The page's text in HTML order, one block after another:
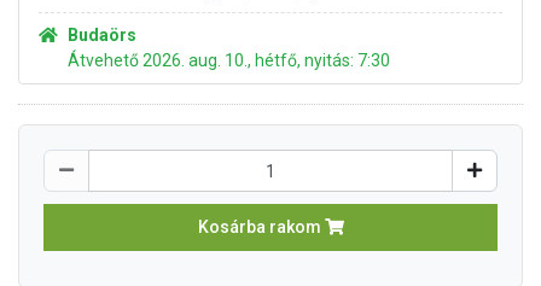
Budaörs
Átvehető 2026. aug. 10., hétfő, nyitás: 7:30
Kosárba rakom